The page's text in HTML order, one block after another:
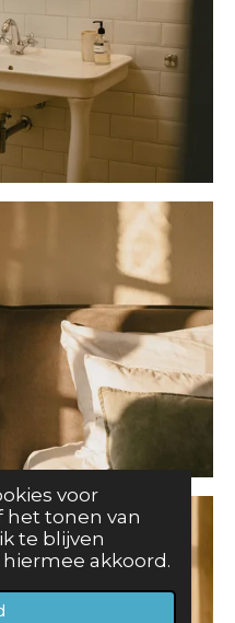
voor
het tonen van
te blijven
akkoord.